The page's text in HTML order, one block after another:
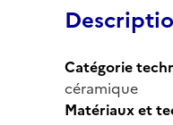
Catégorie
céramique
Matériaux et